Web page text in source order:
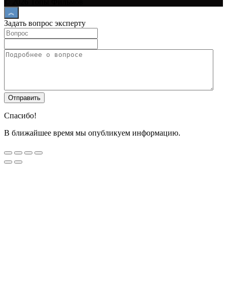
Задать вопрос эксперту
Спасибо!
В ближайшее время мы опубликуем информацию.